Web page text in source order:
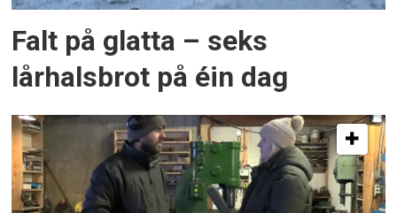
Falt på glatta – seks
lårhalsbrot på éin dag